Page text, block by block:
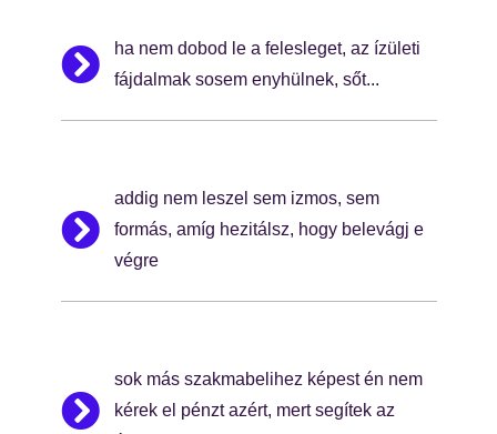
ha nem dobod le a felesleget, az ízületi
fájdalmak sosem enyhülnek, sőt...
addig nem leszel sem izmos, sem
formás, amíg hezitálsz, hogy belevágj e
végre
sok más szakmabelihez képest én nem
kérek el pénzt azért, mert segítek az